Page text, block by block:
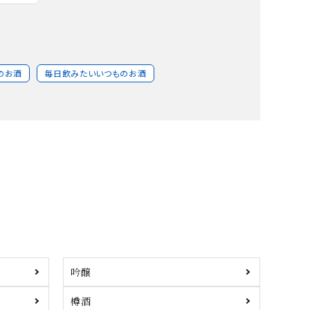
お酒 毎日飲みたいいつものお酒
吟醸
樽酒